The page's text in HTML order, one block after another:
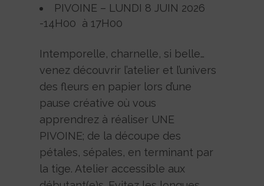
PIVOINE – LUNDI 8 JUIN 2026
-14H00 à 17H00
Intemporelle, charnelle, si belle…
venez découvrir l’atelier et l’univers
des fleurs en papier lors d’une
pause créative où vous
apprendrez à réaliser UNE
PIVOINE; de la découpe des
pétales, sépales, en terminant par
la tige. Atelier accessible aux